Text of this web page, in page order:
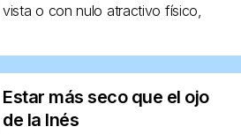
vista o con nulo atractivo físico,
Estar más seco que el ojo
de la Inés